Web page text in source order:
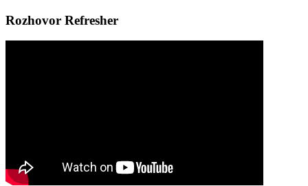
Rozhovor Refresher